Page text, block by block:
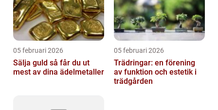
05 februari 2026
Sälja guld så får du ut
mest av dina ädelmetaller
05 februari 2026
Trädringar: en förening
av funktion och estetik i
trädgården